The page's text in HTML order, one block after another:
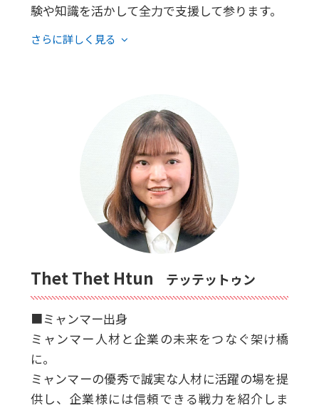
験や知識を活かして全力で支援して参ります。
Thet Thet Htun テッテットゥン
■ミャンマー出身
ミャンマー人材と企業の未来をつなぐ架け橋
に。
ミャンマーの優秀で誠実な人材に活躍の場を提
供し、企業様には信頼できる戦力を紹介しま